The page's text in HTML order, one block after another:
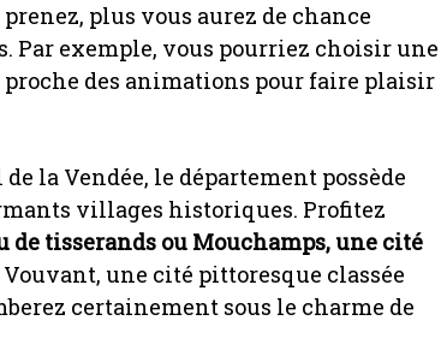
plus vous aurez de chance
Par exemple, vous pourriez choisir une
des animations pour faire plaisir
la Vendée, le département possède
villages historiques. Profitez
tisserands ou Mouchamps, une cité
une cité pittoresque classée
certainement sous le charme de